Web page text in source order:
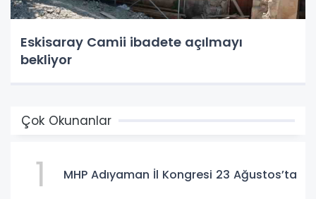
Eskisaray Camii ibadete açılmayı
bekliyor
Çok Okunanlar
1 MHP Adıyaman İl Kongresi 23 Ağustos’ta